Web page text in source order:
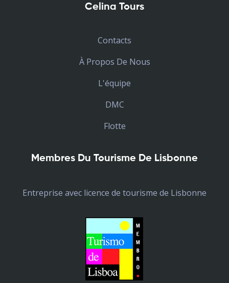
Celina Tours
Contacts
À Propos De Nous
L'équipe
DMC
Flotte
Membres Du Tourisme De Lisbonne
Entreprise avec licence de tourisme de Lisbonne